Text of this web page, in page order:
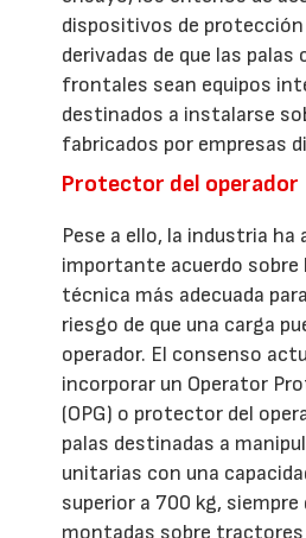
dispositivos de
derivadas de que las palas
frontales sean equipos
destinados a instalarse
fabricados por empresas
Protector del operador
Pese a ello, la industria ha
importante acuerdo sobre
técnica más adecuada
riesgo de que una carga
operador. El consenso
incorporar un Operator
(OPG) o protector del
palas destinadas a
unitarias con una
superior a 700 kg, siempre
montadas sobre tractores